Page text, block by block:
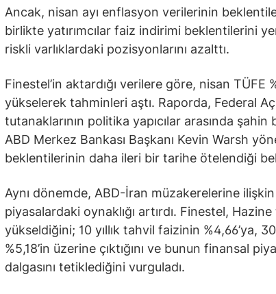
Ancak, nisan ayı enflasyon verilerinin
birlikte yatırımcılar faiz indirimi beklentilerini
riskli varlıklardaki pozisyonlarını azalttı.
Finestel’in aktardığı verilere göre, nisan TÜFE
yükselerek tahminleri aştı. Raporda, Federal
tutanaklarının politika yapıcılar arasında
ABD Merkez Bankası Başkanı Kevin Warsh
beklentilerinin daha ileri bir tarihe ötelendiği
Aynı dönemde, ABD-İran müzakerelerine
piyasalardaki oynaklığı artırdı. Finestel,
yükseldiğini; 10 yıllık tahvil faizinin %4,66’ya,
%5,18’in üzerine çıktığını ve bunun finansal
dalgasını tetiklediğini vurguladı.